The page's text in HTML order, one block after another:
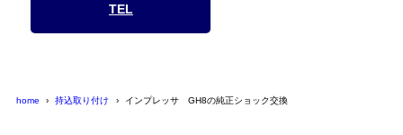
TEL
home 持込取り付け インプレッサ GH8の純正ショック交換